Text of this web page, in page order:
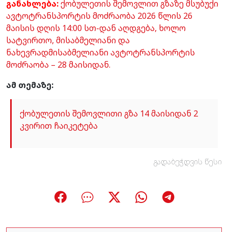
განახლება:ქობულეთის შემოვლით გზაზე მსუბუქი
ავტოტრანსპორტის მოძრაობა 2026 წლის 26
მაისის დღის 14:00 სთ-დან აღდგება, ხოლო
სატვირთო, მისაბმელიანი და
ნახევრადმისაბმელიანი ავტოტრანსპორტის
მოძრაობა – 28 მაისიდან.
ამ თემაზე:
ქობულეთის შემოვლითი გზა 14 მაისიდან 2
კვირით ჩაიკეტება
გადაბეჭდვის წესი